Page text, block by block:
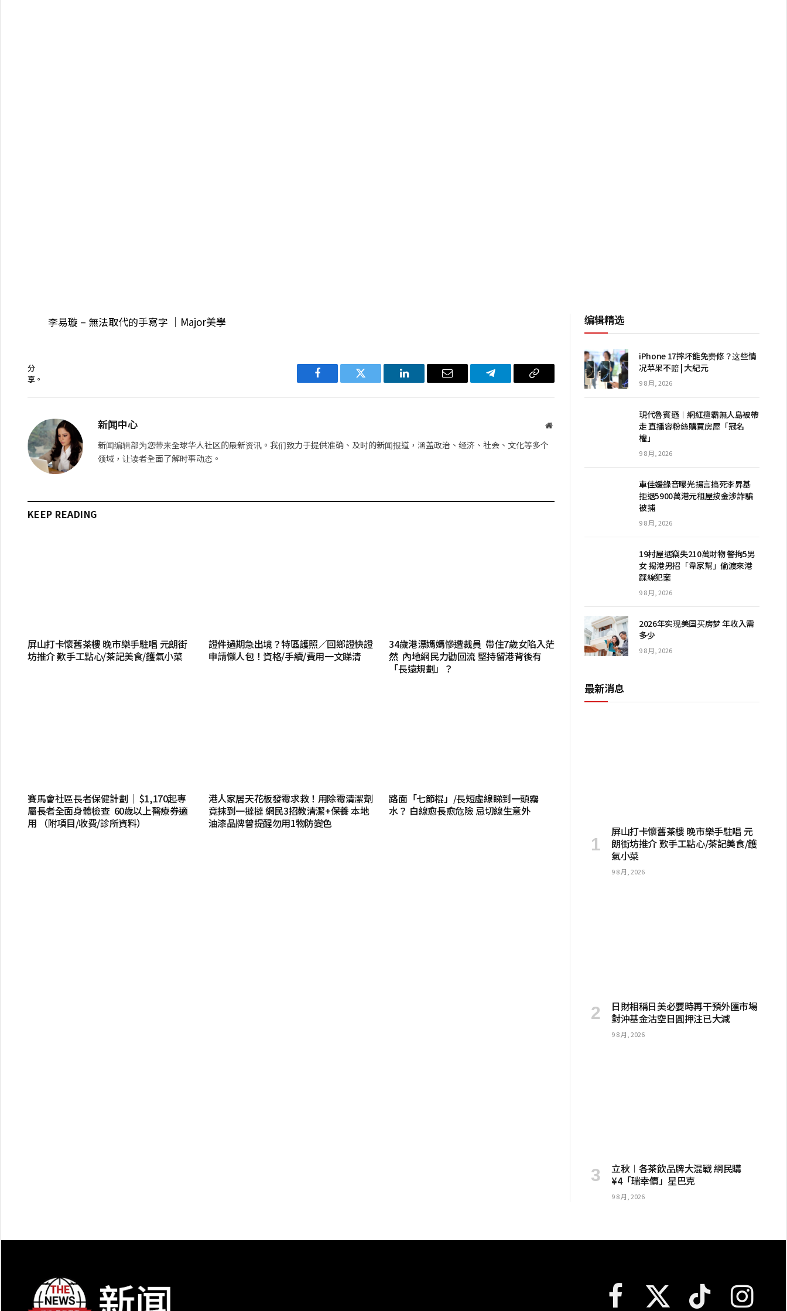
李易璇 – 無法取代的手寫字 ｜Major美學
分
享。
Facebook Twitter LinkedIn 电
Telegram 复
新闻中心
网
新闻编辑部为您带来全球华人社区的最新资讯。我们致力于提供准确、及时的新闻报道，涵盖政治、经济、社会、文化等多个
领域，让读者全面了解时事动态。
KEEP READING
屏山打卡懷舊茶樓 晚市樂手駐唱 元朗街
坊推介 歎手工點心/茶記美食/鑊氣小菜
證件過期急出境？特區護照／回鄉證快證
申請懶人包！資格/手續/費用一文睇清
34歲港漂媽媽慘遭裁員 帶住7歲女陷入茫
然 內地網民力勸回流 堅持留港背後有
「長遠規劃」？
賽馬會社區長者保健計劃｜ $1,170起專
屬長者全面身體檢查 60歲以上醫療券適
用 （附項目/收費/診所資料）
港人家居天花板發霉求救！用除霉清潔劑
竟抹到一撻撻 網民3招教清潔+保養 本地
油漆品牌曾提醒勿用1物防變色
路面「七節棍」/長短虛線睇到一頭霧
水？ 白線愈長愈危險 忌切線生意外
编辑精选
iPhone 17摔坏能免费修？这些情
况苹果不赔 | 大紀元
9 8 月, 2026
現代魯賓遜︱網紅擅霸無人島被帶
走 直播容粉絲購買房屋「冠名
權」
9 8 月, 2026
車佳媛錄音曝光揚言搞死李昇基
拒退5900萬港元租屋按金涉詐騙
被捕
9 8 月, 2026
19村屋遇竊失210萬財物 警拘5男
女 揭港男招「韋家幫」偷渡來港
踩線犯案
9 8 月, 2026
2026年实现美国买房梦 年收入需
多少
9 8 月, 2026
最新消息
屏山打卡懷舊茶樓 晚市樂手駐唱 元
朗街坊推介 歎手工點心/茶記美食/鑊
氣小菜
9 8 月, 2026
日財相稱日美必要時再干預外匯市場
對沖基金沽空日圓押注已大減
9 8 月, 2026
立秋︱各茶飲品牌大混戰 網民購
¥4「瑞幸價」星巴克
9 8 月, 2026
Facebook X
TikTok Instagram